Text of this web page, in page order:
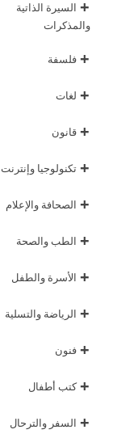
+ السيرة الذاتية
والمذكرات
+ فلسفة
+ لغات
+ قانون
+ تكنولوجيا وإنترنت
+ الصحافة والإعلام
+ الطب والصحة
+ الأسرة والطفل
+ الرياضة والتسلية
+ فنون
+كتب أطفال
+ السفر والترحال